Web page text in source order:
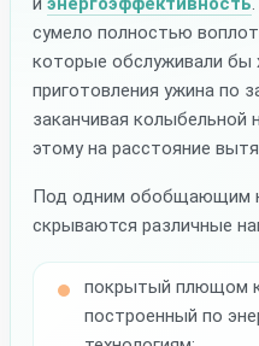
сумело полностью
которые обслуживали бы
приготовления ужина по
заканчивая колыбельной
этому на расстояние
Под одним обобщающим
скрываются различные
покрытый плющом
построенный по